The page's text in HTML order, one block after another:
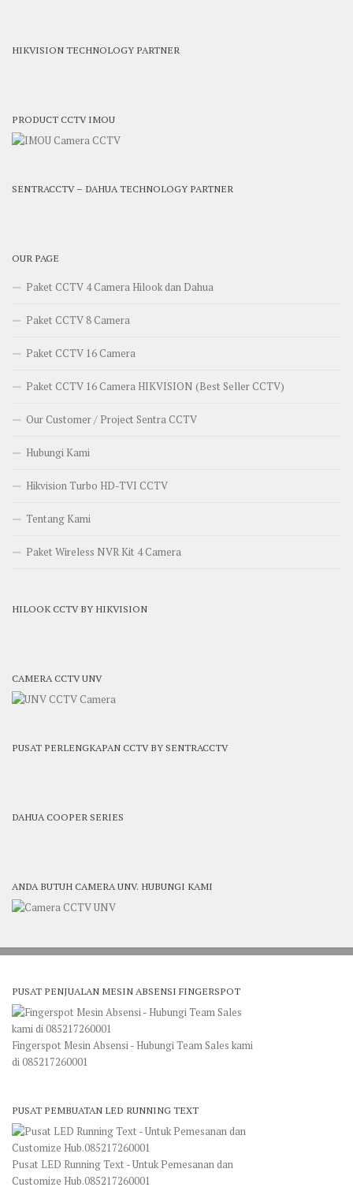
HIKVISION TECHNOLOGY PARTNER
PRODUCT CCTV IMOU
SENTRACCTV – DAHUA TECHNOLOGY PARTNER
OUR PAGE
Paket CCTV 4 Camera Hilook dan Dahua
Paket CCTV 8 Camera
Paket CCTV 16 Camera
Paket CCTV 16 Camera HIKVISION (Best Seller CCTV)
Our Customer / Project Sentra CCTV
Hubungi Kami
Hikvision Turbo HD-TVI CCTV
Tentang Kami
Paket Wireless NVR Kit 4 Camera
HILOOK CCTV BY HIKVISION
CAMERA CCTV UNV
PUSAT PERLENGKAPAN CCTV BY SENTRACCTV
DAHUA COOPER SERIES
ANDA BUTUH CAMERA UNV. HUBUNGI KAMI
PUSAT PENJUALAN MESIN ABSENSI FINGERSPOT
Fingerspot Mesin Absensi - Hubungi Team Sales kami
di 085217260001
PUSAT PEMBUATAN LED RUNNING TEXT
Pusat LED Running Text - Untuk Pemesanan dan
Customize Hub.085217260001